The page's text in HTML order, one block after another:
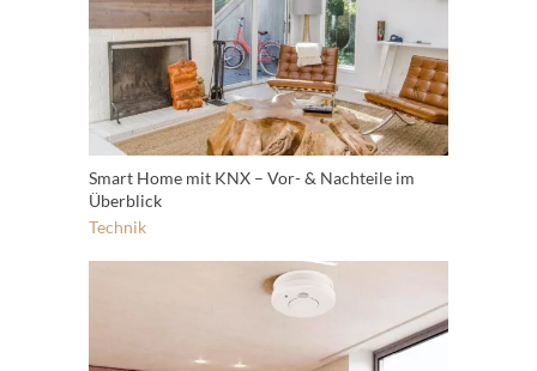
Smart Home mit KNX – Vor- & Nachteile im
Überblick
Technik